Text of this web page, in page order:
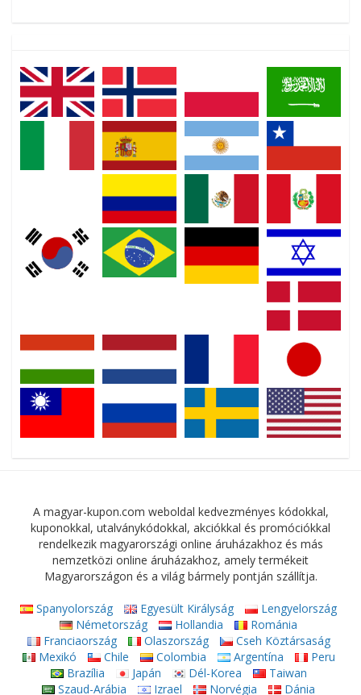
A magyar-kupon.com weboldal kedvezményes kódokkal,
kuponokkal, utalványkódokkal, akciókkal és promóciókkal
rendelkezik magyarországi online áruházakhoz és más
nemzetközi online áruházakhoz, amely termékeit
Magyarországon és a világ bármely pontján szállítja.
Spanyolország Egyesült Királyság
Lengyelország
Németország
Hollandia
Románia
Franciaország
Olaszország
Cseh Köztársaság
Mexikó
Chile Colombia Argentína
Peru
Brazília
Japán Dél-Korea
Taiwan
Szaud-Arábia
Izrael Norvégia Dánia